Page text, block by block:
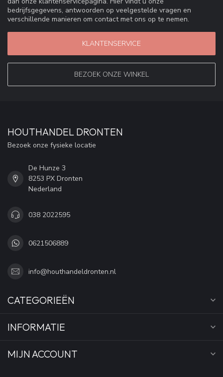
bedrijfsgegevens, antwoorden op veelgestelde vragen en
verschillende manieren om contact met ons op te nemen.
KLANTENSERVICE
BEZOEK ONZE WINKEL
HOUTHANDEL DRONTEN
Bezoek onze fysieke locatie
De Hunze 3
8253 PX Dronten
Nederland
038 2022595
0621506889
info@houthandeldronten.nl
CATEGORIEËN
INFORMATIE
MIJN ACCOUNT